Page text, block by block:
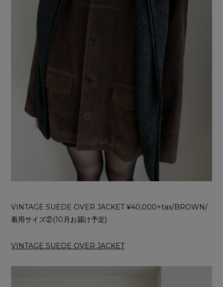
VINTAGE SUEDE OVER JACKET ¥40,000+tax/BROWN/
着用サイズ②(10月お届け予定)
VINTAGE SUEDE OVER JACKET